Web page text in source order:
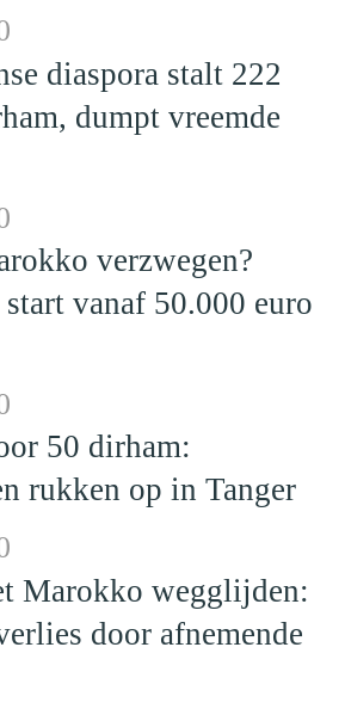
diaspora stalt 222
dumpt vreemde
verzwegen?
vanaf 50.000 euro
50 dirham:
rukken op in Tanger
Marokko wegglijden:
door afnemende